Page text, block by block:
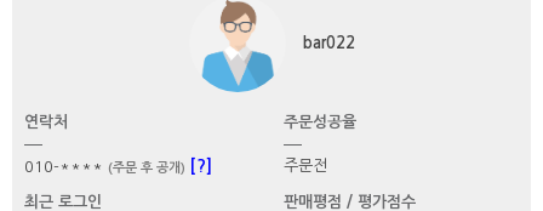
bar022
연락처
010-**** (주문 후 공개) [?]
주문성공율
주문전
최근 로그인 판매평점 / 평가점수